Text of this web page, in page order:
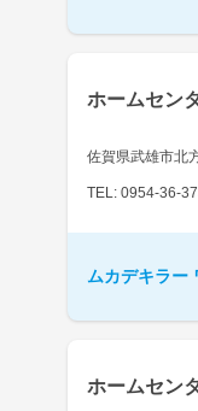
ホームセン
佐賀県武雄市北
TEL: 0954-36-
ムカデキラー
ホームセン